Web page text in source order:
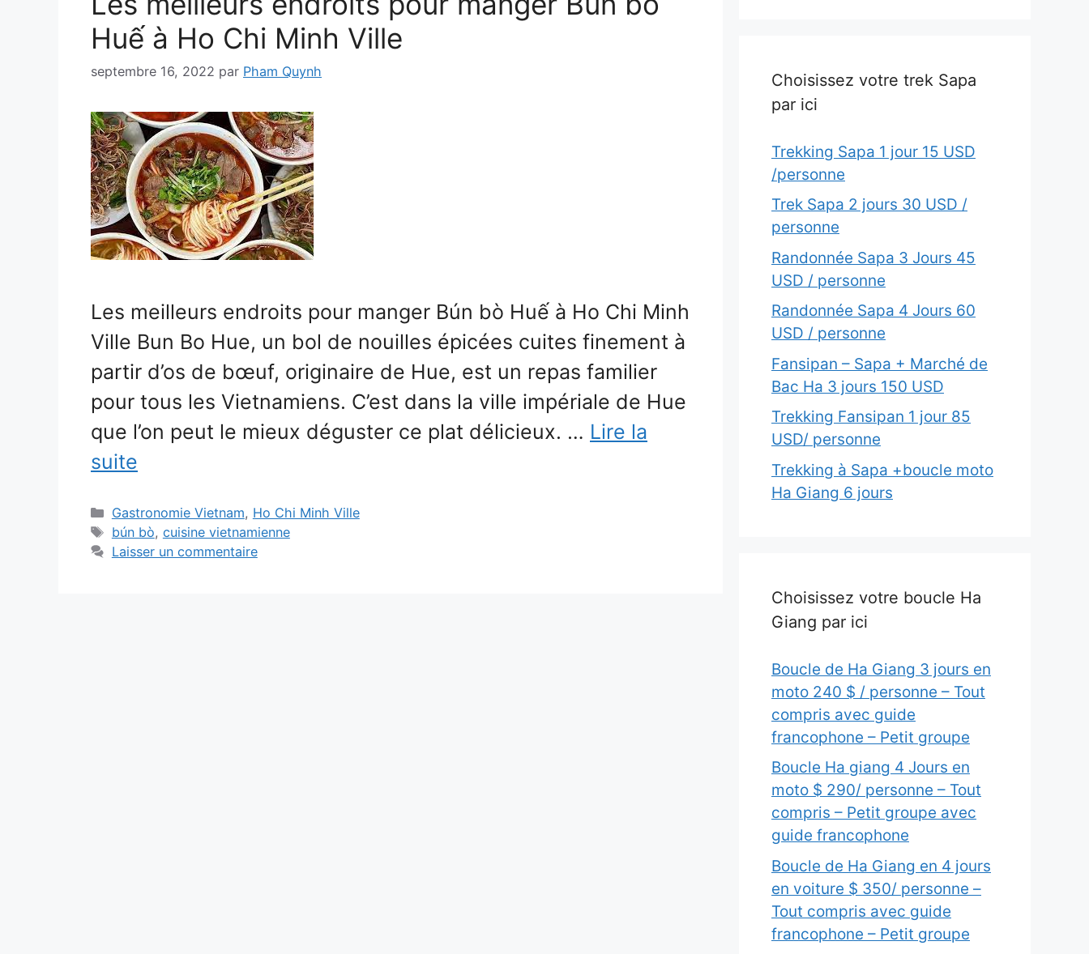
Huế à Ho Chi Minh Ville
septembre 16, 2022 par Pham Quynh
Les meilleurs endroits pour manger Bún bò Huế à Ho Chi Minh
Ville Bun Bo Hue, un bol de nouilles épicées cuites finement à
partir d’os de bœuf, originaire de Hue, est un repas familier
pour tous les Vietnamiens. C’est dans la ville impériale de Hue
que l’on peut le mieux déguster ce plat délicieux. … Lire la
suite
Catégories
Gastronomie Vietnam, Ho Chi Minh Ville
Étiquettes
bún bò, cuisine vietnamienne
Laisser un commentaire
Choisissez votre trek Sapa
par ici
Trekking Sapa 1 jour 15 USD
/personne
Trek Sapa 2 jours 30 USD /
personne
Randonnée Sapa 3 Jours 45
USD / personne
Randonnée Sapa 4 Jours 60
USD / personne
Fansipan – Sapa + Marché de
Bac Ha 3 jours 150 USD
Trekking Fansipan 1 jour 85
USD/ personne
Trekking à Sapa +boucle moto
Ha Giang 6 jours
Choisissez votre boucle Ha
Giang par ici
Boucle de Ha Giang 3 jours en
moto 240 $ / personne – Tout
compris avec guide
francophone – Petit groupe
Boucle Ha giang 4 Jours en
moto $ 290/ personne – Tout
compris – Petit groupe avec
guide francophone
Boucle de Ha Giang en 4 jours
en voiture $ 350/ personne –
Tout compris avec guide
francophone – Petit groupe